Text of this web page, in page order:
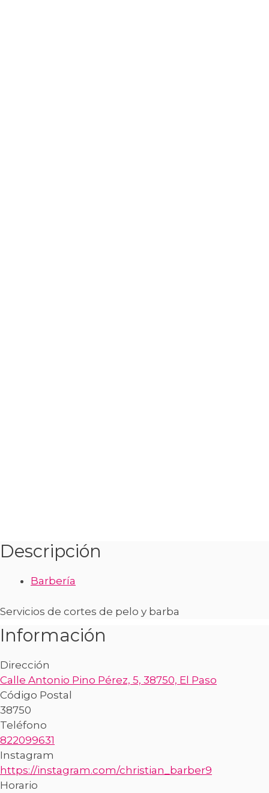
Descripción
Barbería
Servicios de cortes de pelo y barba
Información
Dirección
Calle Antonio Pino Pérez, 5, 38750, El Paso
Código Postal
38750
Teléfono
822099631
Instagram
https://instagram.com/christian_barber9
Horario